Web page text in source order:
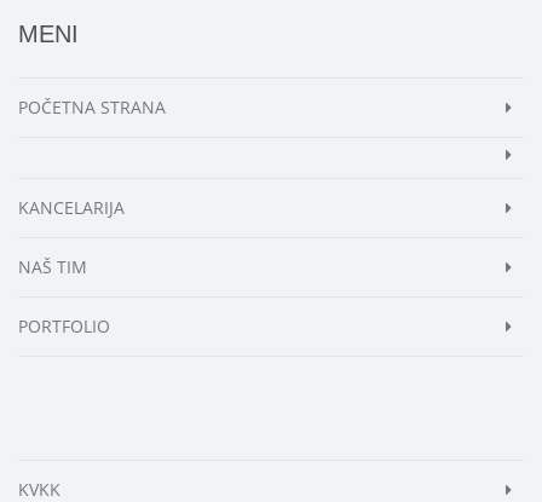
MENI
POČETNA STRANA
KANCELARIJA
NAŠ TIM
PORTFOLIO
KVKK